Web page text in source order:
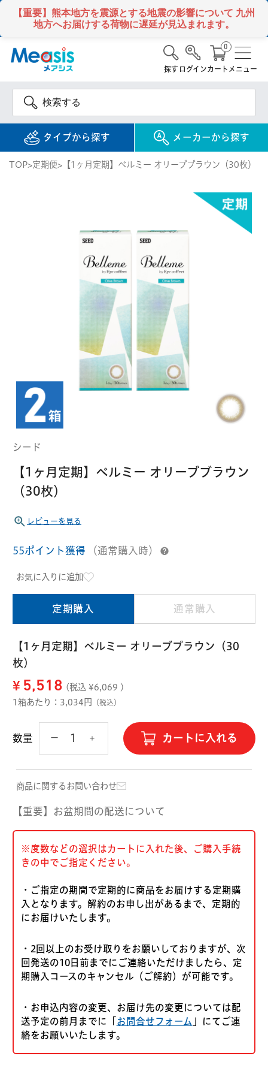
【重要】熊本地方を震源とする地震の影響について 九州
地方へお届けする荷物に遅延が見込まれます。
タイプから探す メーカーから探す
探す ログインカート
0
メニュー
2WEEK / 2週間 使い捨て
1MONTH / 1ヶ月 使い捨て
乱視用コンタクトレンズ
コンタクトレンズ
カラーコンタクトレンズ
ハード コンタクトレンズ
ソフト
ケア用品
ン
クーパービジョン ボシュロム
日本アルコン シード
アイミー
オフテクス
検 索
INFORMATION
MYコンタクト（らくらく再購入）
はじめての方へ
おトク定期便
Myクーポン
ご利用案内
TOP 定期便 【1ヶ月定期】ベルミー オリーブブラウン（30枚）
シード
【1ヶ月定期】ベルミー オリーブブラウン
（30枚）
レビューを見る
55ポイント獲得 （通常購入時）
お気に入りに追加
定期購入 通常購入
【1ヶ月定期】ベルミー オリーブブラウン（30
枚）
¥ 5,518 (税込 ¥6,069 )
1箱あたり：3,034円
（税込）
数量 カートに入れる
商品に関するお問い合わせ
【重要】お盆期間の配送について
※度数などの選択はカートに入れた後、ご購入手続
きの中でご指定ください。
・ご指定の期間で定期的に商品をお届けする定期購
入となります。解約のお申し出があるまで、定期的
にお届けいたします。
・2回以上のお受け取りをお願いしておりますが、次
回発送の10日前までにご連絡いただけましたら、定
期購入コースのキャンセル（ご解約）が可能です。
・お申込内容の変更、お届け先の変更については配
送予定の前月までに「お問合せフォーム 」にてご連
絡をお願いいたします。